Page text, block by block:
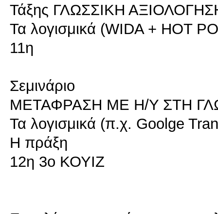
Τάξης ΓΛΩΣΣΙΚΗ
Τα λογισμικά (WIDA + HOT
11η
Σεμινάριο
ΜΕΤΑΦΡΑΣΗ ΜΕ Η/Υ ΣΤΗ
Τα λογισμικά (π.χ. Goolge
Η πράξη
12η 3ο ΚΟΥΙΖ